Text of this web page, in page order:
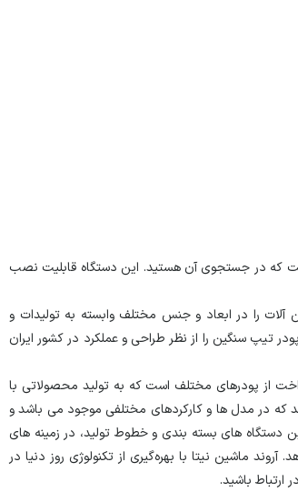
را برآورده کند، دستگاه میکسر پودری ما از جنس استیل (304،316 و آهن) دقیقا همان چیزی است که در جستجوی آن هستید. این دستگاه قابلیت نصب
آلات را در ابعاد و جنس مختلف وابسته به تولیدات و
تیپ سنگین را از نظر طراحی و عملکرد در کشور ایران
از پودرهای مختلف است که به تولید محصولاتی با
که در مدل ها و کارکردهای مختلفی موجود می باشد و
های بسته بندی و خطوط تولید، در زمینه های
ماشین نیتا با بهره‌گیری از تکنولوژی روز دنیا در
باشید.